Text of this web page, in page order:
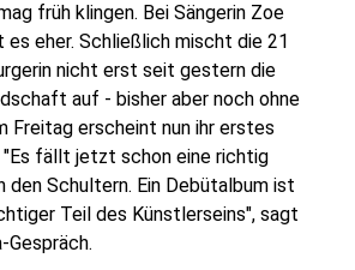
früh klingen. Bei Sängerin Zoe
es eher. Schließlich mischt die 21
nicht erst seit gestern die
auf - bisher aber noch ohne
Freitag erscheint nun ihr erstes
"Es fällt jetzt schon eine richtig
den Schultern. Ein Debütalbum ist
Teil des Künstlerseins", sagt
Gespräch.